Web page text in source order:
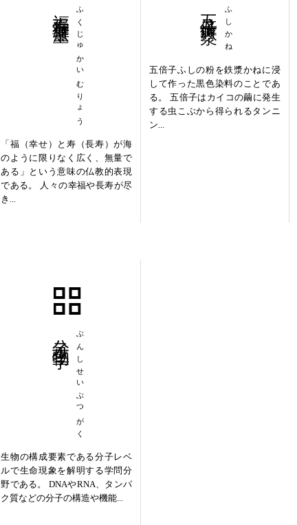
ふくじゅかいむりょう
「福（幸せ）と寿（長寿）が海
のように限りなく広く、無量で
ある」という意味の仏教的表現
である。 人々の幸福や長寿が尽
き...
ふしかね
五倍子ふしの粉を鉄漿かねに浸
して作った黒色染料のことであ
る。 五倍子はカイコの繭に発生
する虫こぶから得られるタンニ
ン...
ぶんしせいぶつがく
生物の構成要素である分子レベ
ルで生命現象を解明する学問分
野である。 DNAやRNA、タンパ
ク質などの分子の構造や機能...